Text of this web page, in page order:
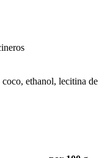
coco, ethanol, lecitina de